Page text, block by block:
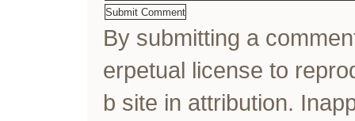
By submitting a
erpetual license to
b site in attribution.